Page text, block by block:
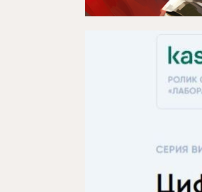
Яңалыклар